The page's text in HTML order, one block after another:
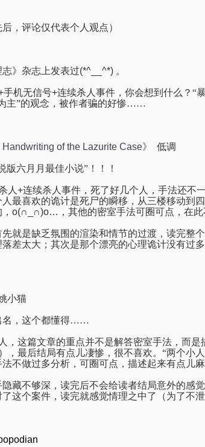
后，评论仅代表个人观点）
》杂志上发表过(*^__^*) 。
手机无信号+连续杀人事件，你会想到什么？“
主”的观念，被作者骗的好惨……
Handwriting of the Lazurite Case》 低调
版六月月最佳小说”！！！
人 +连续杀人事件，死了好几个人，手法还不
最喜欢的诡计是死尸的瞬移，从三楼移动到
o(∩ ∩)o… ，其他的密室手法可圈可点，在此
就是缺乏氛围的渲染和情节的过渡，读完整
差太大；其次是那个漂亮的心理诡计没有过
小猫
名，这个都懂得……
，这篇文章的重点并不是解答密室手法，而
），最后结局有点儿凄惨，很不喜欢。“两个小
不做过多分析，可圈可点，描述起来有点儿
藏不够深，读完后不会给读者结局意外的感
这个案件，读完就感觉情理之中了（为了不泄